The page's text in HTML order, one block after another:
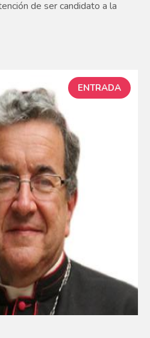
de ser candidato a la
ENTRADA